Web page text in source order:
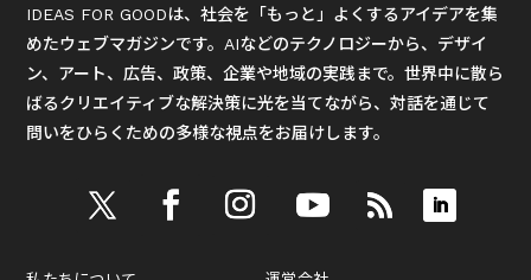
IDEAS FOR GOODは、社会を「もっと」よくするアイデアを集
めたウェブマガジンです。AIなどのテクノロジーから、デザイ
ン、アート、広告、政策、企業や地域の実践まで。世界中に散ら
ばるクリエイティブな解決策に光を当てながら、対話を通じて
問いをひらくための多様な視点をお届けします。